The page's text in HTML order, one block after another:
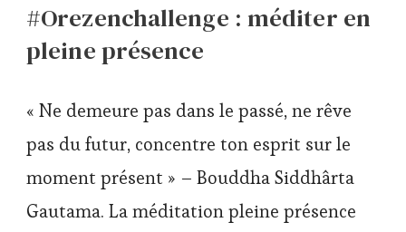
#Orezenchallenge : méditer en
pleine présence
« Ne demeure pas dans le passé, ne rêve
pas du futur, concentre ton esprit sur le
moment présent » – Bouddha Siddhârta
Gautama. La méditation pleine présence